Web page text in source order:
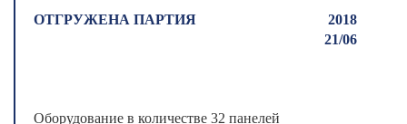
ОТГРУЖЕНА ПАРТИЯ
2018
21/06
Оборудование в количестве 32 панелей